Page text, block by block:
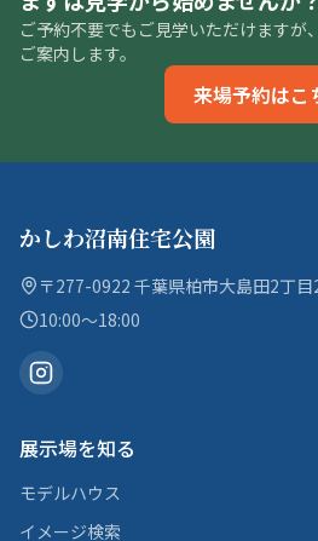
ご予約不要でもご見学いただけますが
ご案内します。
来場予約はこ
かしわ沼南住宅公園
〒277-0922 千葉県柏市大島田2丁
10:00〜18:00
展示場を知る
モデルハウス
イメージ検索